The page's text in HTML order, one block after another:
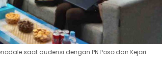
saat audensi dengan PN Poso dan Kejari